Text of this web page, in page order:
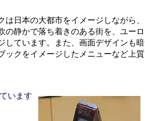
日本の大都市をイメージしながら、
静かで落ち着きのある街を、ユーロ
しています。また、画面デザインも暗
ックをイメージしたメニューなど上質
います